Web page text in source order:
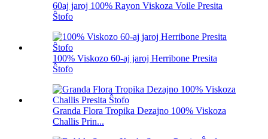
60aj jaroj 100% Rayon Viskoza Voile Presita
Ŝtofo
100% Viskozo 60-aj jaroj Herribone Presita
Ŝtofo
Granda Flora Tropika Dezajno 100% Viskoza
Challis Prin...